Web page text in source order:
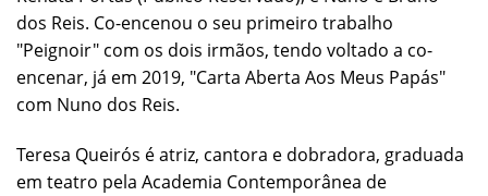
dos Reis. Co-encenou o seu primeiro trabalho
"Peignoir" com os dois irmãos, tendo voltado a co-
encenar, já em 2019, "Carta Aberta Aos Meus Papás"
com Nuno dos Reis.
Teresa Queirós é atriz, cantora e dobradora, graduada
em teatro pela Academia Contemporânea de